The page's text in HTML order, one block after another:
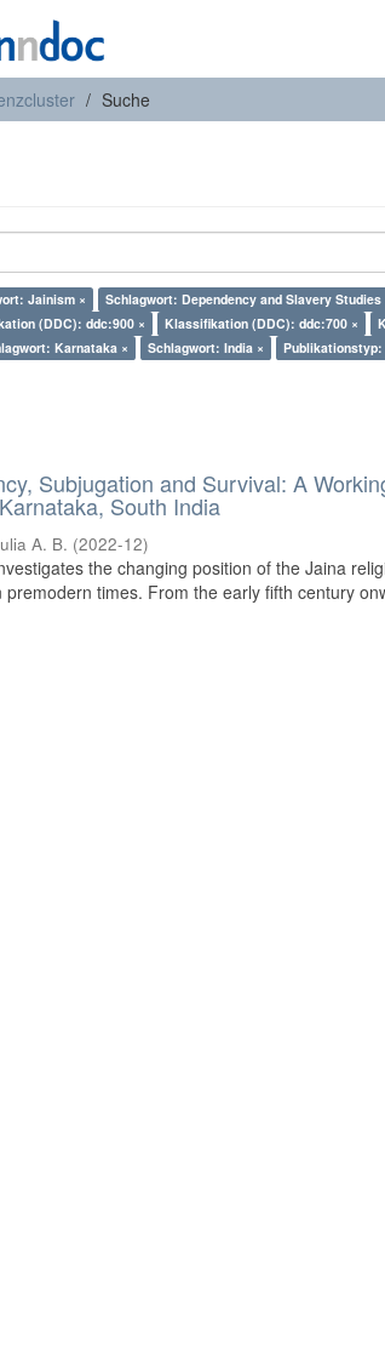
Suche
Jainism × Schlagwort: Dependency and Slavery Studies
(DDC): ddc:900 × Klassifikation (DDC): ddc:700 ×
Karnataka × Schlagwort: India × Publikationstyp:
Subjugation and Survival: A
South India
A. B. (2022-12)
the changing position of the Jaina
premodern times. From the early fifth century